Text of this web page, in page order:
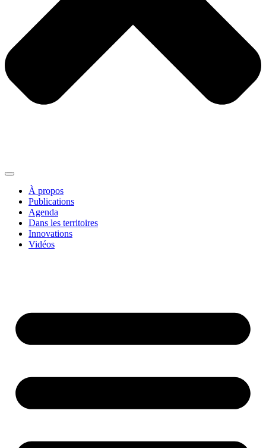
À propos
Publications
Agenda
Dans les territoires
Innovations
Vidéos